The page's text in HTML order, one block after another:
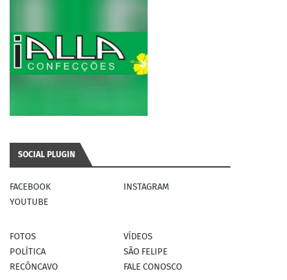
SOCIAL PLUGIN
FACEBOOK
INSTAGRAM
YOUTUBE
FOTOS
VÍDEOS
POLÍTICA
SÃO FELIPE
RECÔNCAVO
FALE CONOSCO